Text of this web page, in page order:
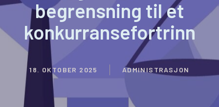
begrensning til et
konkurransefortrinn
18. OKTOBER 2025 ADMINISTRASJON